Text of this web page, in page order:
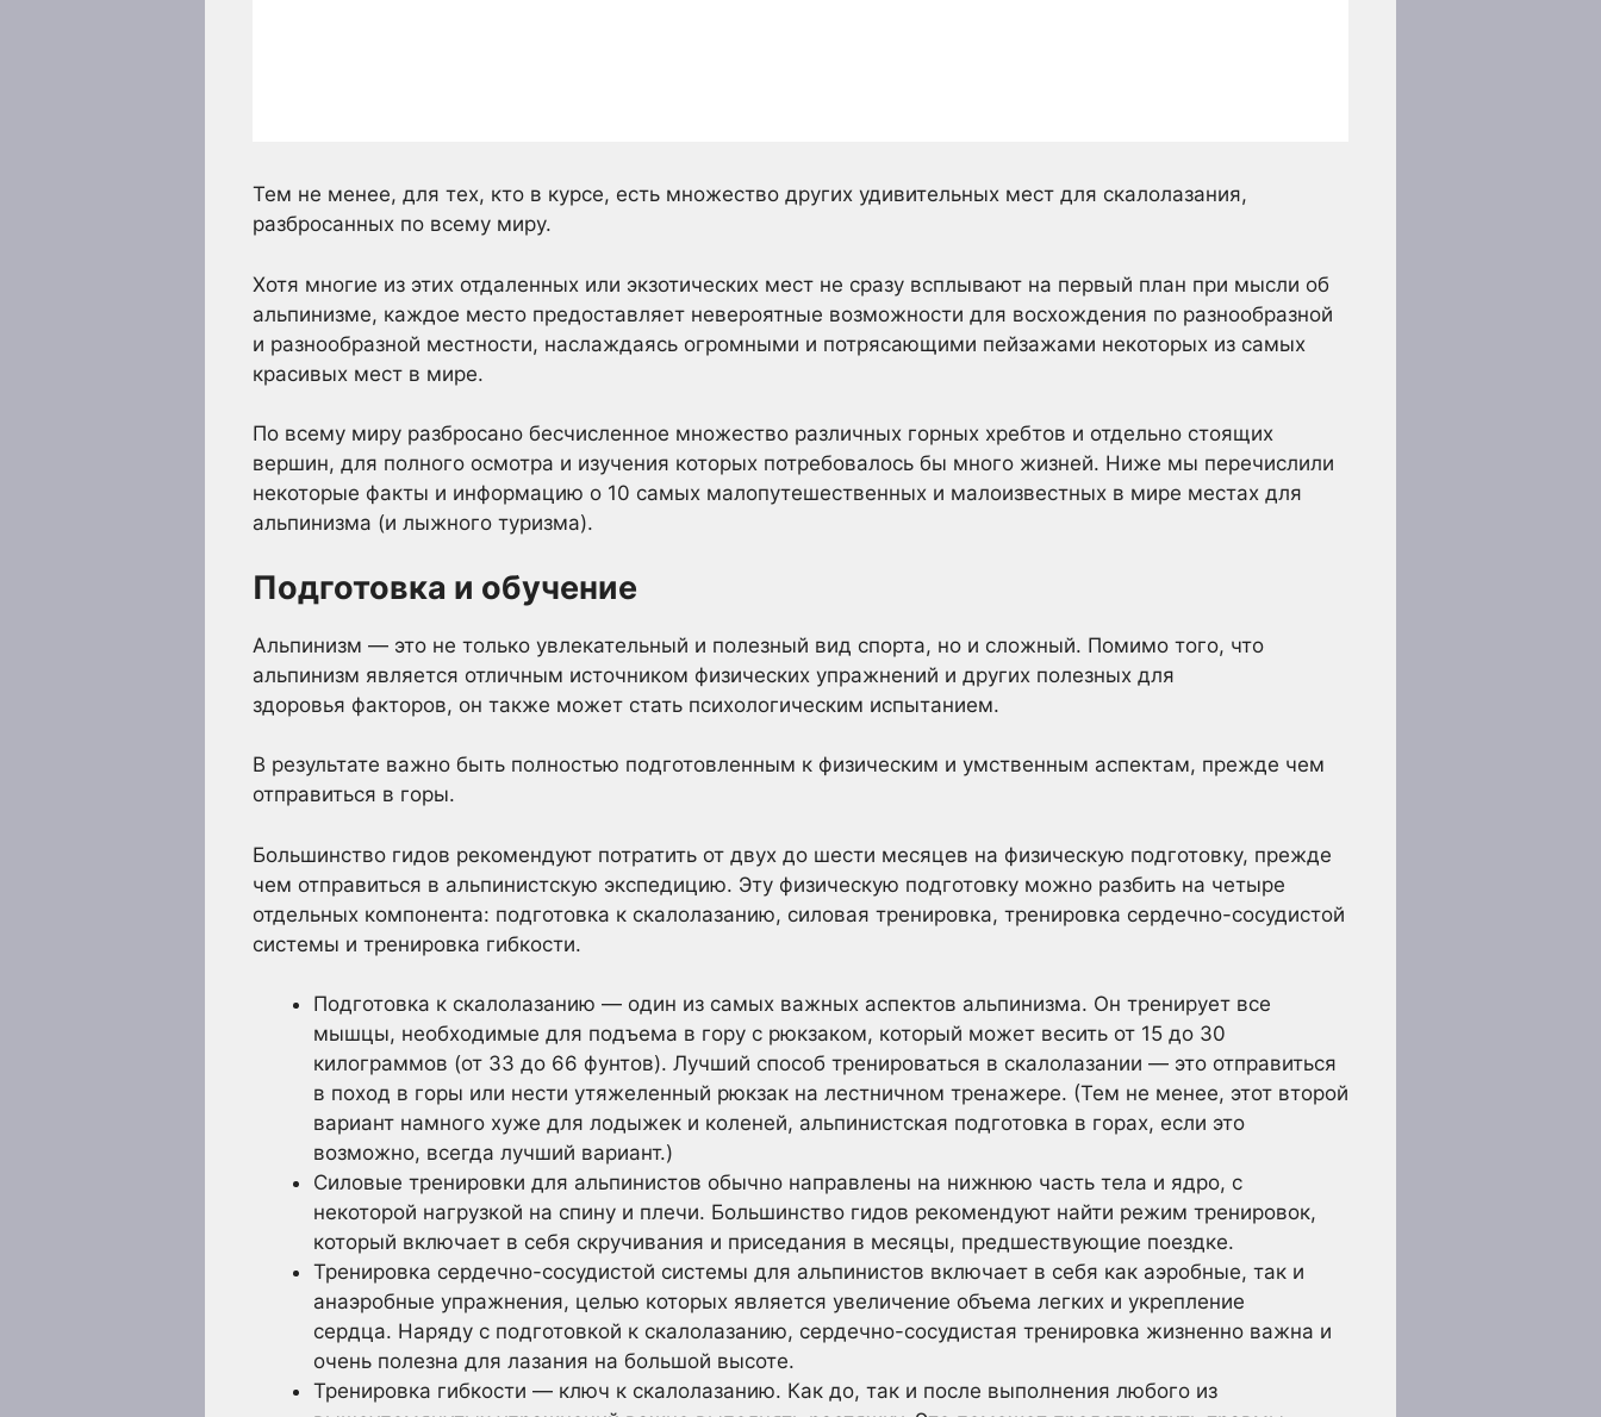
Тем не менее, для тех, кто в курсе, есть множество других удивительных мест для скалолазания,
разбросанных по всему миру.
Хотя многие из этих отдаленных или экзотических мест не сразу всплывают на первый план при мысли об
альпинизме, каждое место предоставляет невероятные возможности для восхождения по разнообразной
и разнообразной местности, наслаждаясь огромными и потрясающими пейзажами некоторых из самых
красивых мест в мире.
По всему миру разбросано бесчисленное множество различных горных хребтов и отдельно стоящих
вершин, для полного осмотра и изучения которых потребовалось бы много жизней. Ниже мы перечислили
некоторые факты и информацию о 10 самых малопутешественных и малоизвестных в мире местах для
альпинизма (и лыжного туризма).
Подготовка и обучение
Альпинизм — это не только увлекательный и полезный вид спорта, но и сложный. Помимо того, что
альпинизм является отличным источником физических упражнений и других полезных для
здоровья факторов, он также может стать психологическим испытанием.
В результате важно быть полностью подготовленным к физическим и умственным аспектам, прежде чем
отправиться в горы.
Большинство гидов рекомендуют потратить от двух до шести месяцев на физическую подготовку, прежде
чем отправиться в альпинистскую экспедицию. Эту физическую подготовку можно разбить на четыре
отдельных компонента: подготовка к скалолазанию, силовая тренировка, тренировка сердечно-сосудистой
системы и тренировка гибкости.
Подготовка к скалолазанию — один из самых важных аспектов альпинизма. Он тренирует все
мышцы, необходимые для подъема в гору с рюкзаком, который может весить от 15 до 30
килограммов (от 33 до 66 фунтов). Лучший способ тренироваться в скалолазании — это отправиться
в поход в горы или нести утяжеленный рюкзак на лестничном тренажере. (Тем не менее, этот второй
вариант намного хуже для лодыжек и коленей, альпинистская подготовка в горах, если это
возможно, всегда лучший вариант.)
Силовые тренировки для альпинистов обычно направлены на нижнюю часть тела и ядро, с
некоторой нагрузкой на спину и плечи. Большинство гидов рекомендуют найти режим тренировок,
который включает в себя скручивания и приседания в месяцы, предшествующие поездке.
Тренировка сердечно-сосудистой системы для альпинистов включает в себя как аэробные, так и
анаэробные упражнения, целью которых является увеличение объема легких и укрепление
сердца. Наряду с подготовкой к скалолазанию, сердечно-сосудистая тренировка жизненно важна и
очень полезна для лазания на большой высоте.
Тренировка гибкости — ключ к скалолазанию. Как до, так и после выполнения любого из